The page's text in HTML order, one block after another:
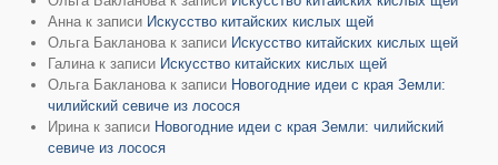
Анна к записи Искусство китайских кислых щей
Ольга Бакланова к записи Искусство китайских кислых щей
Галина к записи Искусство китайских кислых щей
Ольга Бакланова к записи Новогодние идеи с края Земли:
чилийский севиче из лосося
Ирина к записи Новогодние идеи с края Земли: чилийский
севиче из лосося